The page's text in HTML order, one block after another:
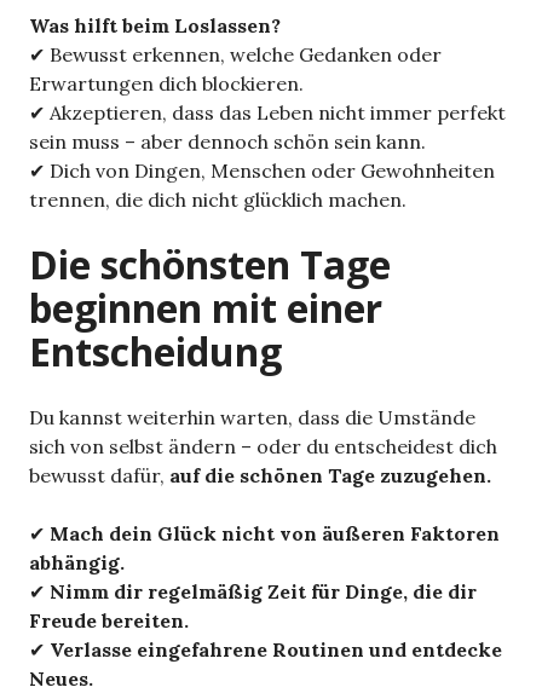
Was hilft beim Loslassen?
✔ Bewusst erkennen, welche Gedanken oder
Erwartungen dich blockieren.
✔ Akzeptieren, dass das Leben nicht immer perfekt
sein muss – aber dennoch schön sein kann.
✔ Dich von Dingen, Menschen oder Gewohnheiten
trennen, die dich nicht glücklich machen.
Die schönsten Tage
beginnen mit einer
Entscheidung
Du kannst weiterhin warten, dass die Umstände
sich von selbst ändern – oder du entscheidest dich
bewusst dafür, auf die schönen Tage zuzugehen.
✔ Mach dein Glück nicht von äußeren Faktoren
abhängig.
✔ Nimm dir regelmäßig Zeit für Dinge, die dir
Freude bereiten.
✔ Verlasse eingefahrene Routinen und entdecke
Neues.